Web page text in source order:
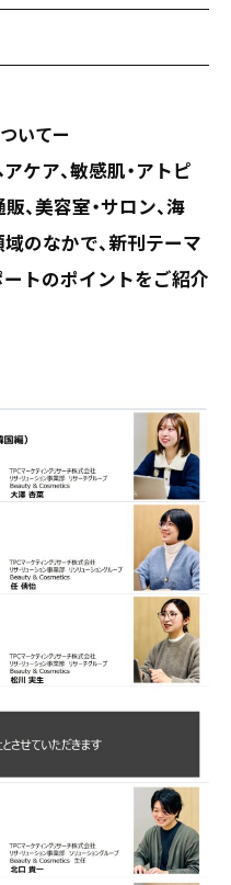
いてー
ケア、敏感肌・アトピ
販、美容室・サロン、海
のなかで、新刊テーマ
トのポイントをご紹介